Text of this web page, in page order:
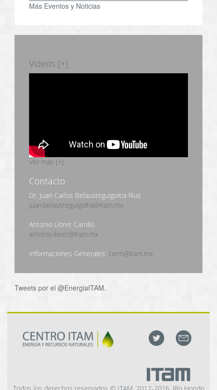
Más Eventos y Noticias
Videos [+]
Ver más [+]
Contacto
Dr. Juan Carlos Belausteguigoitia Rius
juan.belausteguigoitia@itam.mx
Antonio Lloret Carrillo
antonio.lloret@itam.mx
Informaciones Generales: ciern@itam.mx
Tweets por el @EnergiaITAM.